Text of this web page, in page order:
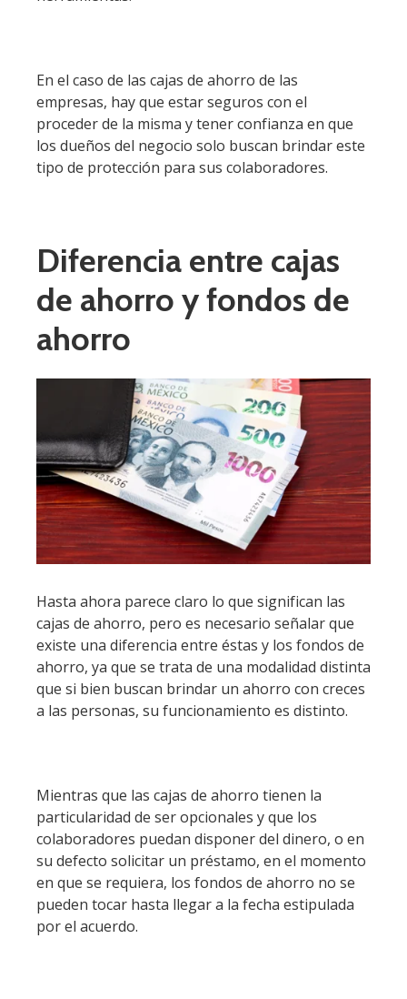
En el caso de las cajas de ahorro de las
empresas, hay que estar seguros con el
proceder de la misma y tener confianza en que
los dueños del negocio solo buscan brindar este
tipo de protección para sus colaboradores.
Diferencia entre cajas
de ahorro y fondos de
ahorro
Hasta ahora parece claro lo que significan las
cajas de ahorro, pero es necesario señalar que
existe una diferencia entre éstas y los fondos de
ahorro, ya que se trata de una modalidad distinta
que si bien buscan brindar un ahorro con creces
a las personas, su funcionamiento es distinto.
Mientras que las cajas de ahorro tienen la
particularidad de ser opcionales y que los
colaboradores puedan disponer del dinero, o en
su defecto solicitar un préstamo, en el momento
en que se requiera, los fondos de ahorro no se
pueden tocar hasta llegar a la fecha estipulada
por el acuerdo.